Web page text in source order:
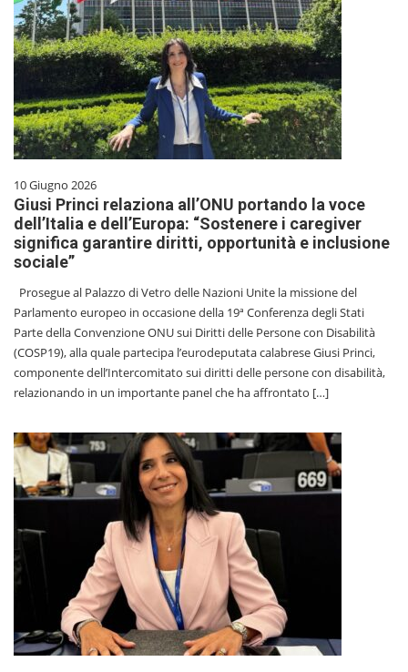
10 Giugno 2026
Giusi Princi relaziona all’ONU portando la voce
dell’Italia e dell’Europa: “Sostenere i caregiver
significa garantire diritti, opportunità e inclusione
sociale”
Prosegue al Palazzo di Vetro delle Nazioni Unite la missione del
Parlamento europeo in occasione della 19ª Conferenza degli Stati
Parte della Convenzione ONU sui Diritti delle Persone con Disabilità
(COSP19), alla quale partecipa l’eurodeputata calabrese Giusi Princi,
componente dell’Intercomitato sui diritti delle persone con disabilità,
relazionando in un importante panel che ha affrontato […]